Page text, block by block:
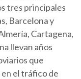
tres principales
Barcelona y
Cartagena,
llevan años
que
el tráfico de